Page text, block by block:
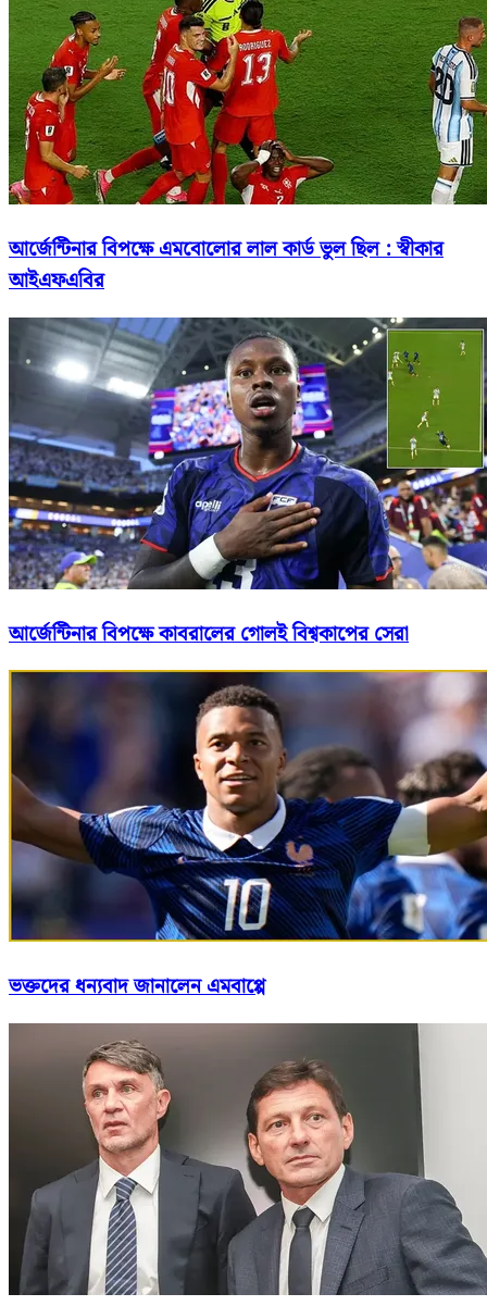
আর্জেন্টিনার বিপক্ষে এমবোলোর লাল কার্ড ভুল ছিল : স্বীকার
আইএফএবির
আর্জেন্টিনার বিপক্ষে কাবরালের গোলই বিশ্বকাপের সেরা
ভক্তদের ধন্যবাদ জানালেন এমবাপ্পে